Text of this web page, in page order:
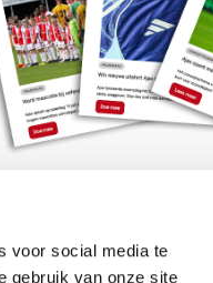
voor social media te
gebruik van onze site
Meld